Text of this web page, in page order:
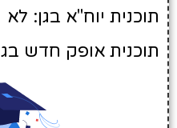
תוכנית יוח"א בגן: לא
תוכנית אופק חדש